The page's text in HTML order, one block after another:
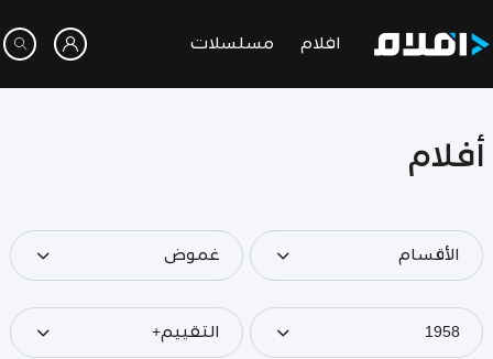
افلام مسلسلات
أفلام
الأقسام غموض
1958 التقييم+